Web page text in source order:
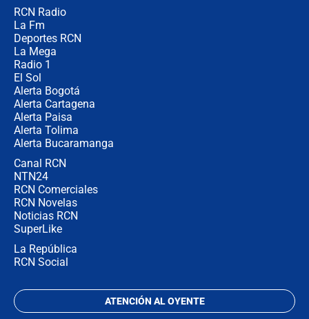
RCN Radio
La Fm
Deportes RCN
La Mega
Radio 1
El Sol
Alerta Bogotá
Alerta Cartagena
Alerta Paisa
Alerta Tolima
Alerta Bucaramanga
Canal RCN
NTN24
RCN Comerciales
RCN Novelas
Noticias RCN
SuperLike
La República
RCN Social
ATENCIÓN AL OYENTE